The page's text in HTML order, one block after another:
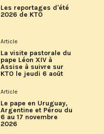
Les reportages d'été
2026 de KTO
Article
La visite pastorale du
pape Léon XIV à
Assise à suivre sur
KTO le jeudi 6 août
Article
Le pape en Uruguay,
Argentine et Pérou du
6 au 17 novembre
2026